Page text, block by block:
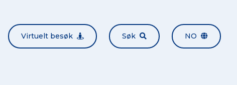
Virtuelt besøk Søk NO